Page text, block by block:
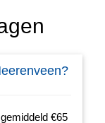
€65